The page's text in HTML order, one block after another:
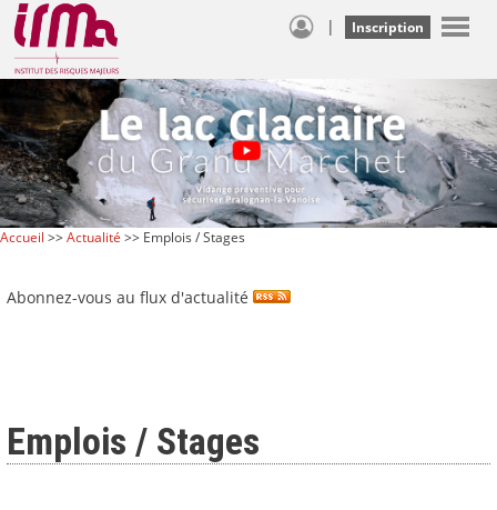
| Inscription
Accueil >>Actualité >> Emplois / Stages
Abonnez-vous au flux d'actualité
Emplois / Stages